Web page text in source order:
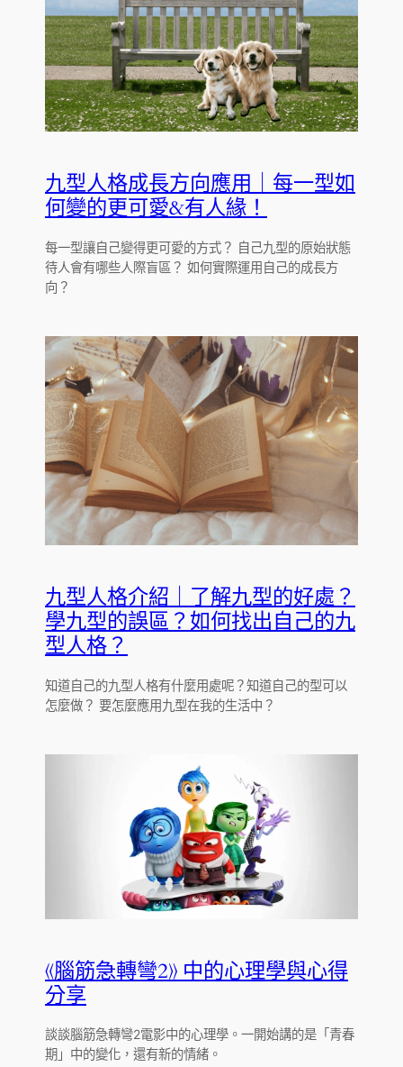
九型人格成長方向應用｜每一型如
何變的更可愛&有人緣！
每一型讓自己變得更可愛的方式？ 自己九型的原始狀態
待人會有哪些人際盲區？ 如何實際運用自己的成長方
向？
九型人格介紹｜了解九型的好處？
學九型的誤區？如何找出自己的九
型人格？
知道自己的九型人格有什麼用處呢？知道自己的型可以
怎麼做？ 要怎麼應用九型在我的生活中？
《腦筋急轉彎2》 中的心理學與心得
分享
談談腦筋急轉彎2電影中的心理學。一開始講的是「青春
期」中的變化，還有新的情緒。